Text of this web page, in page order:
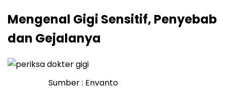
Mengenal Gigi Sensitif, Penyebab
dan Gejalanya
Sumber : Envanto